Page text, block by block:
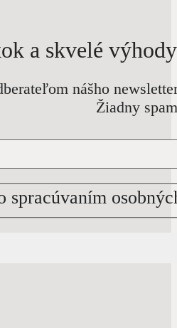
a skvelé
nášho
Žiadny
spracúvaním